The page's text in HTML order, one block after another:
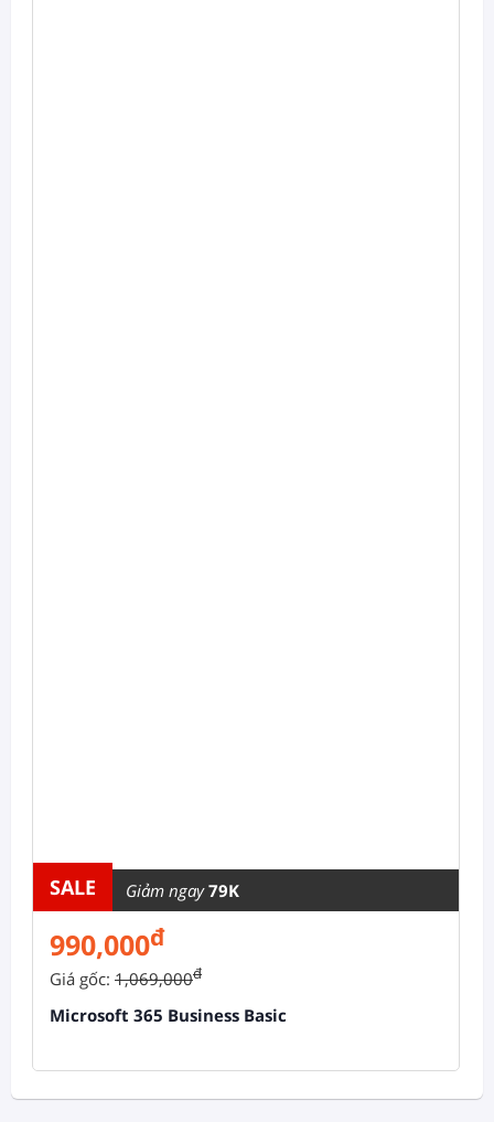
SALE Giảm ngay79K
990,000đ
Giá gốc: 1,069,000đ
Microsoft 365 Business Basic